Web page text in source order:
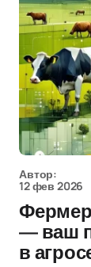
Автор:
12 фев 2026
— ваш
в